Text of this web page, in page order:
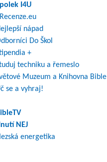
I4U
nápad
Do Škol
+
techniku a řemeslo
Muzeum a Knihovna Bible
se a vyhraj!
NEJ
energetika